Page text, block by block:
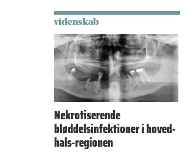
videnskab
Nekrotiserende
bløddelsinfektioner i hoved-
hals-regionen